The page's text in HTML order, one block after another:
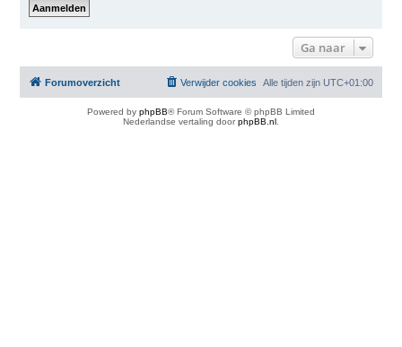
Ga naar
Forumoverzicht Alle tijden zijn UTC+01:00
Verwijder cookies
Powered by phpBB® Forum Software © phpBB Limited
Nederlandse vertaling doorphpBB.nl